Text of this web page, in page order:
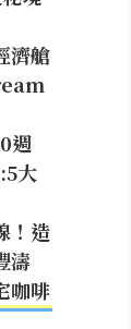
濟艙
週
大
！造
濤
咖啡